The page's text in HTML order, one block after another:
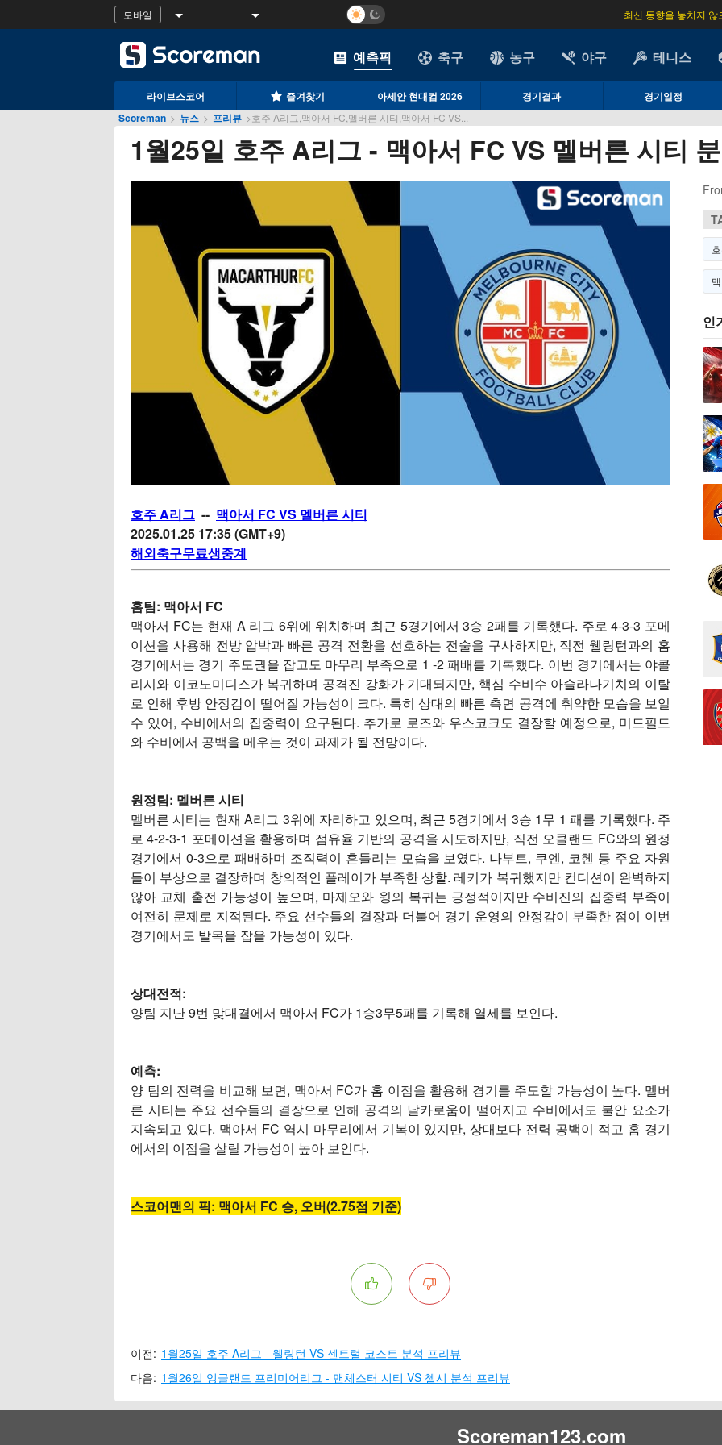
모바일 최신 동향을 놓치지
예측픽 축구 농구 야구 테니스
라이브스코어 즐겨찾기 아세안 현대컵 2026 경기결과
경기일정
Scoreman > 뉴스 > 프리뷰 >호주 A리그,맥아서 FC,멜버른 시티,맥아서 FC VS...
1월25일 호주 A리그 - 맥아서 FC VS 멜버른 시티
호주 A리그 -- 맥아서 FC VS 멜버른 시티
2025.01.25 17:35 (GMT+9)
해외축구무료생중계
홈팀: 맥아서 FC
맥아서 FC는 현재 A 리그 6위에 위치하며 최근 5경기에서 3승 2패를 기록했다. 주로 4-3-3 포메
이션을 사용해 전방 압박과 빠른 공격 전환을 선호하는 전술을 구사하지만, 직전 웰링턴과의 홈
경기에서는 경기 주도권을 잡고도 마무리 부족으로 1 -2 패배를 기록했다. 이번 경기에서는 야콜
리시와 이코노미디스가 복귀하며 공격진 강화가 기대되지만, 핵심 수비수 아슬라나기치의 이탈
로 인해 후방 안정감이 떨어질 가능성이 크다. 특히 상대의 빠른 측면 공격에 취약한 모습을 보일
수 있어, 수비에서의 집중력이 요구된다. 추가로 로즈와 우스코크도 결장할 예정으로, 미드필드
와 수비에서 공백을 메우는 것이 과제가 될 전망이다.
원정팀: 멜버른 시티
멜버른 시티는 현재 A리그 3위에 자리하고 있으며, 최근 5경기에서 3승 1무 1 패를 기록했다. 주
로 4-2-3-1 포메이션을 활용하며 점유율 기반의 공격을 시도하지만, 직전 오클랜드 FC와의 원정
경기에서 0-3으로 패배하며 조직력이 흔들리는 모습을 보였다. 나부트, 쿠엔, 코헨 등 주요 자원
들이 부상으로 결장하며 창의적인 플레이가 부족한 상할. 레키가 복귀했지만 컨디션이 완벽하지
않아 교체 출전 가능성이 높으며, 마제오와 윙의 복귀는 긍정적이지만 수비진의 집중력 부족이
여전히 문제로 지적된다. 주요 선수들의 결장과 더불어 경기 운영의 안정감이 부족한 점이 이번
경기에서도 발목을 잡을 가능성이 있다.
상대전적:
양팀 지난 9번 맞대결에서 맥아서 FC가 1승3무5패를 기록해 열세를 보인다.
예측:
양 팀의 전력을 비교해 보면, 맥아서 FC가 홈 이점을 활용해 경기를 주도할 가능성이 높다. 멜버
른 시티는 주요 선수들의 결장으로 인해 공격의 날카로움이 떨어지고 수비에서도 불안 요소가
지속되고 있다. 맥아서 FC 역시 마무리에서 기복이 있지만, 상대보다 전력 공백이 적고 홈 경기
에서의 이점을 살릴 가능성이 높아 보인다.
스코어맨의 픽: 맥아서 FC 승, 오버(2.75점 기준)
이전: 1월25일 호주 A리그 - 웰링턴 VS 센트럴 코스트 분석 프리뷰
다음: 1월26일 잉글랜드 프리미어리그 - 맨체스터 시티 VS 첼시 분석 프리뷰
인
Scoreman123.com